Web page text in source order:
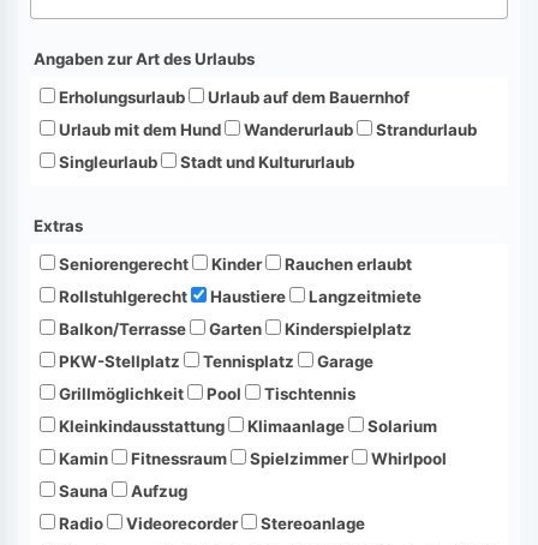
Angaben zur Art des Urlaubs
Erholungsurlaub
Urlaub auf dem Bauernhof
Urlaub mit dem Hund
Wanderurlaub
Strandurlaub
Singleurlaub
Stadt und Kultururlaub
Extras
Seniorengerecht
Kinder
Rauchen erlaubt
Rollstuhlgerecht
Haustiere
Langzeitmiete
Balkon/Terrasse
Garten
Kinderspielplatz
PKW-Stellplatz
Tennisplatz
Garage
Grillmöglichkeit
Pool
Tischtennis
Kleinkindausstattung
Klimaanlage
Solarium
Kamin
Fitnessraum Spielzimmer
Whirlpool
Sauna
Aufzug
Radio
Videorecorder
Stereoanlage